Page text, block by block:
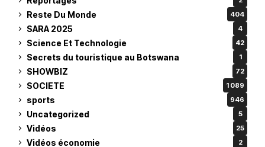
Reste Du Monde 404
SARA 2025 4
Science Et Technologie 42
Secrets du touristique au Botswana 1
SHOWBIZ 72
SOCIETE 1 089
sports 946
Uncategorized 5
Vidéos 25
Vidéos économie 2